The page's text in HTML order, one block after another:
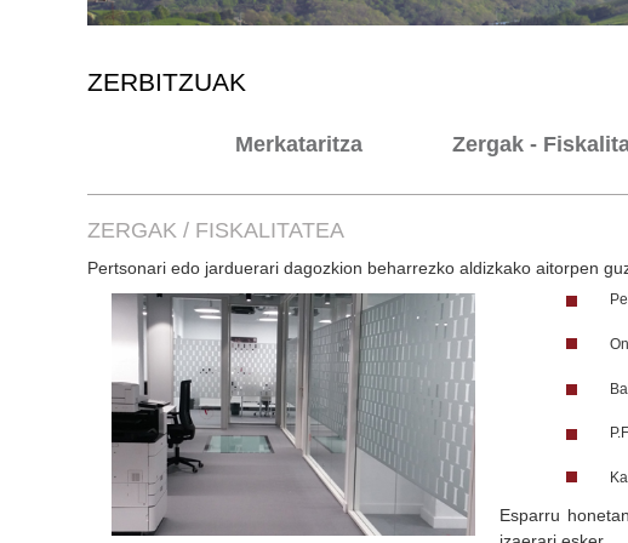
ZERBITZUAK
Merkataritza Zergak -
ZERGAK / FISKALITATEA
Pertsonari edo jarduerari dagozkion beharrezko aldizkako aitorpen
Esparru